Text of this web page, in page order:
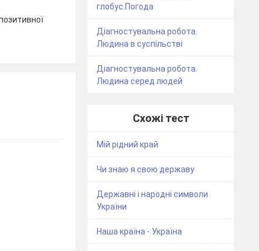
глобус.Погода
Діагностувальна робота.
Людина в суспільстві
Діагностувальна робота.
Людина серед людей
Схожі тест
Мій рідний край
Чи знаю я свою державу
Державні і народні символи
України
Наша країна - Україна